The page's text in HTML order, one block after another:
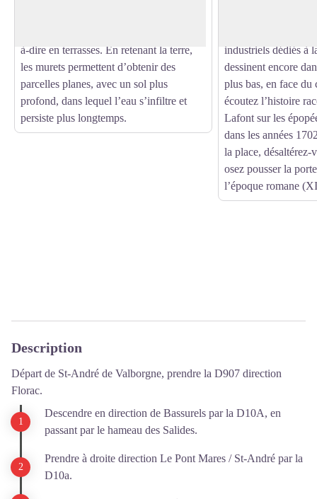
à-dire en terrasses. En retenant la terre,
les murets permettent d’obtenir des
parcelles planes, avec un sol plus
profond, dans lequel l’eau s’infiltre et
persiste plus longtemps.
industriels dédiés à
dessinent encore
plus bas, en face
écoutez l’histoire
Lafont sur les
dans les années
la place, désaltérez-
osez pousser la
l’époque romane
Description
Départ de St-André de Valborgne, prendre la D907 direction
Florac.
Descendre en direction de Bassurels par la D10A, en
passant par le hameau des Salides.
Prendre à droite direction Le Pont Mares / St-André par la
D10a.